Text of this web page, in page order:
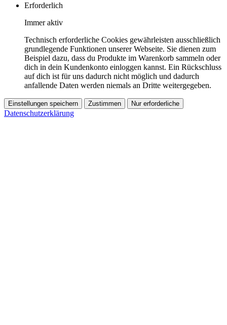
Erforderlich
Immer aktiv
Technisch erforderliche Cookies gewährleisten ausschließlich
grundlegende Funktionen unserer Webseite. Sie dienen zum
Beispiel dazu, dass du Produkte im Warenkorb sammeln oder
dich in dein Kundenkonto einloggen kannst. Ein Rückschluss
auf dich ist für uns dadurch nicht möglich und dadurch
anfallende Daten werden niemals an Dritte weitergegeben.
Einstellungen speichern Zustimmen Nur erforderliche
Datenschutzerklärung